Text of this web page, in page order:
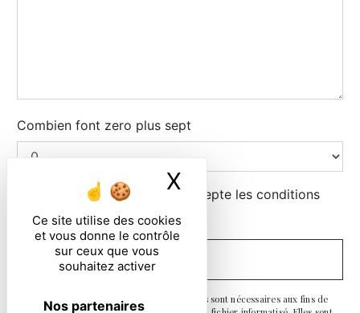
Ce site utilise des cookies
et vous donne le contrôle
sur ceux que vous
souhaitez activer
Nos partenaires
X Masquer le
Combien font zero plus sept
En cochant cette case, j'accepte les conditions
particulières ci-dessous **
ENVOYER
** Les données personnelles communiquées sont nécessaires aux fins de